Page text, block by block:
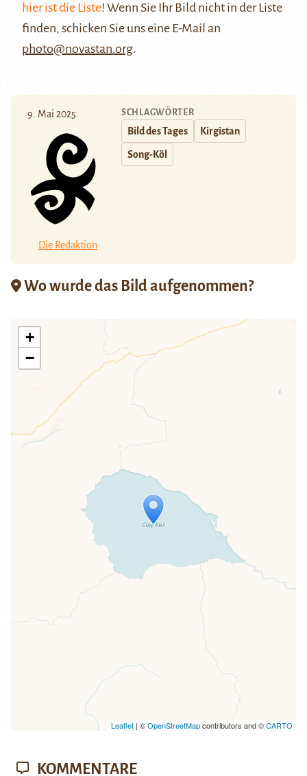
hier ist die Liste! Wenn Sie Ihr Bild nicht in der Liste
finden, schicken Sie uns eine E-Mail an
photo@novastan.org.
9. Mai 2025
Die Redaktion
SCHLAGWÖRTER
Bild des Tages Kirgistan
Song-Köl
Wo wurde das Bild aufgenommen?
Travelers' Map wird geladen …
Wenn du dies siehst, nachdem deine
Seite vollständig geladen wurde,
+
−
Leaflet| ©OpenStreetMapcontributors and ©CARTO
KOMMENTARE